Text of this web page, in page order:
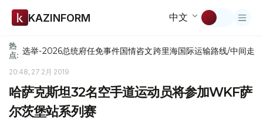
KAZINFORM 中文
热
点: 选举-2026总统府任免事件国情咨文跨里海国际运输路线/中间走廊
20:48, 27 2月 2019
哈萨克斯坦32名空手道运动员将参加WKF萨
尔茨堡站系列赛